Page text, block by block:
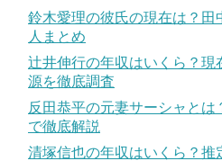
鈴木愛理の彼氏の現在は？
人まとめ
辻井伸行の年収はいくら？現
源を徹底調査
反田恭平の元妻サーシャとは
で徹底解説
清塚信也の年収はいくら？推